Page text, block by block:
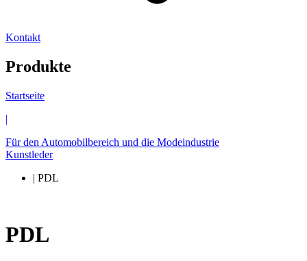
Kontakt
Produkte
Startseite
|
Für den Automobilbereich und die Modeindustrie
Kunstleder
| PDL
PDL